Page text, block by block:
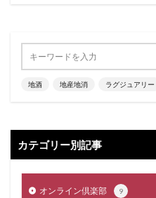
地酒 地産地消 ラグジュアリー
カテゴリー別記事
オンライン倶楽部 9